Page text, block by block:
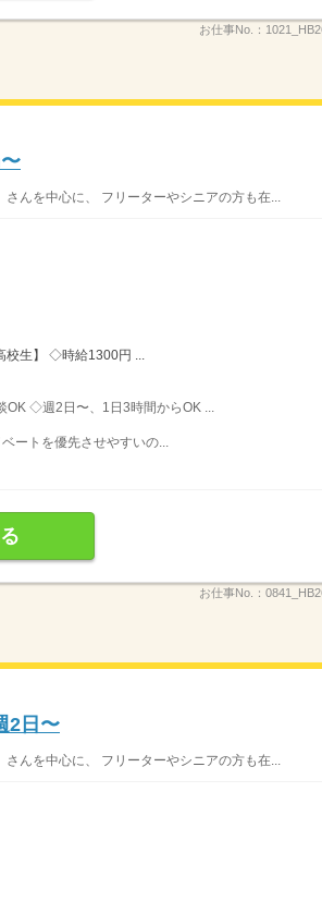
お仕事No.：
んを中心に、 フリーターやシニアの方も在...
生】 ◇時給1300円 ...
◇週2日〜、1日3時間からOK ...
ートを優先させやすいの...
お仕事No.：
2日〜
んを中心に、 フリーターやシニアの方も在...